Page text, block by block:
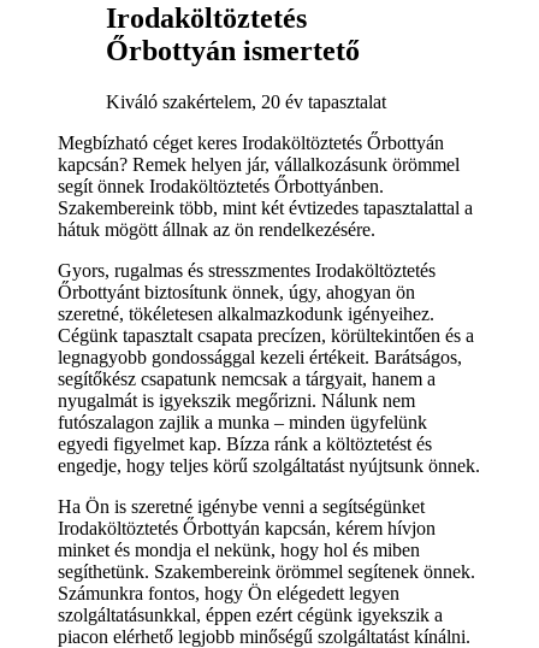
Irodaköltöztetés
Őrbottyán ismertető
Kiváló szakértelem, 20 év tapasztalat
Megbízható céget keres Irodaköltöztetés Őrbottyán
kapcsán? Remek helyen jár, vállalkozásunk örömmel
segít önnek Irodaköltöztetés Őrbottyánben.
Szakembereink több, mint két évtizedes tapasztalattal a
hátuk mögött állnak az ön rendelkezésére.
Gyors, rugalmas és stresszmentes Irodaköltöztetés
Őrbottyánt biztosítunk önnek, úgy, ahogyan ön
szeretné, tökéletesen alkalmazkodunk igényeihez.
Cégünk tapasztalt csapata precízen, körültekintően és a
legnagyobb gondossággal kezeli értékeit. Barátságos,
segítőkész csapatunk nemcsak a tárgyait, hanem a
nyugalmát is igyekszik megőrizni. Nálunk nem
futószalagon zajlik a munka – minden ügyfelünk
egyedi figyelmet kap. Bízza ránk a költöztetést és
engedje, hogy teljes körű szolgáltatást nyújtsunk önnek.
Ha Ön is szeretné igénybe venni a segítségünket
Irodaköltöztetés Őrbottyán kapcsán, kérem hívjon
minket és mondja el nekünk, hogy hol és miben
segíthetünk. Szakembereink örömmel segítenek önnek.
Számunkra fontos, hogy Ön elégedett legyen
szolgáltatásunkkal, éppen ezért cégünk igyekszik a
piacon elérhető legjobb minőségű szolgáltatást kínálni.